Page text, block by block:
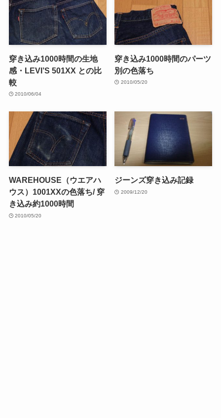
穿き込み1000時間の生地
感・LEVI’S 501XX との比
較
2010/06/04
穿き込み1000時間のパーツ
別の色落ち
2010/05/20
WAREHOUSE（ウエアハ
ウス）1001XXの色落ち/ 穿
き込み約1000時間
2010/05/20
ジーンズ穿き込み記録
2009/12/20